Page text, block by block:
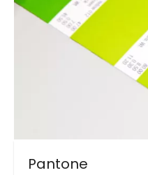
Pantone